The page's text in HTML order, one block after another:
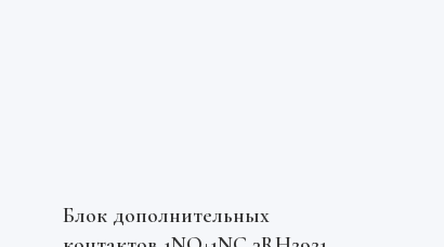
Блок дополнительных